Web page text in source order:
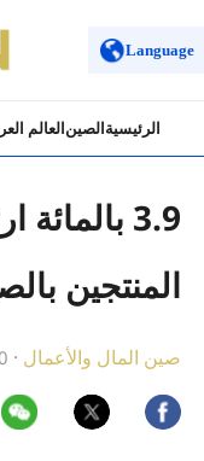
Language
الرئيسية الصين العالم
3.9
المنتجين
صين المال والأعمال ·